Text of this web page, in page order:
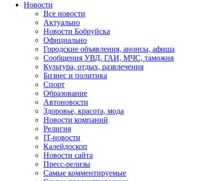
Новости
Все новости
Актуально
Новости Бобруйска
Официально
Городские объявления, анонсы, афиша
Сообщения УВД, ГАИ, МЧС, таможня
Культура, отдых, развлечения
Бизнес и политика
Спорт
Образование
Автоновости
Здоровье, красота, мода
Новости компаний
Религия
IT-новости
Калейдоскоп
Новости сайта
Пресс-релизы
Самые комментируемые